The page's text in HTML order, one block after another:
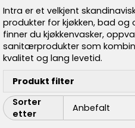
Intra er et velkjent
produkter for kjøkken, bad og
finner du kjøkkenvasker,
sanitærprodukter som
kvalitet og lang levetid.
Produkt filter
Sorter
etter